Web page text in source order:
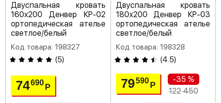
Двуспальная кровать
160х200 Денвер КР-02
ортопедическая ателье
светлое/белый
Код товара: 198327
(5)
74690Р
Двуспальная кровать
180х200 Денвер КР-03
ортопедическая ателье
светлое/белый
Код товара: 198328
(4.5)
79590 Р
-35 %
122 450